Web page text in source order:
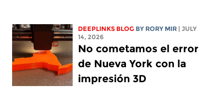
DEEPLINKS BLOG BY RORY MIR | JULY
14, 2026
No cometamos el error
de Nueva York con la
impresión 3D